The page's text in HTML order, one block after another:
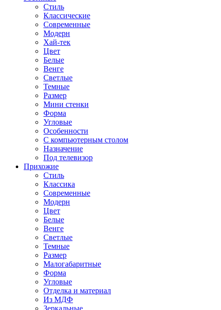
Стиль
Классические
Современные
Модерн
Хай-тек
Цвет
Белые
Венге
Светлые
Темные
Размер
Мини стенки
Форма
Угловые
Особенности
С компьютерным столом
Назначение
Под телевизор
Прихожие
Стиль
Классика
Современные
Модерн
Цвет
Белые
Венге
Светлые
Темные
Размер
Малогабаритные
Форма
Угловые
Отделка и материал
Из МДФ
Зеркальные